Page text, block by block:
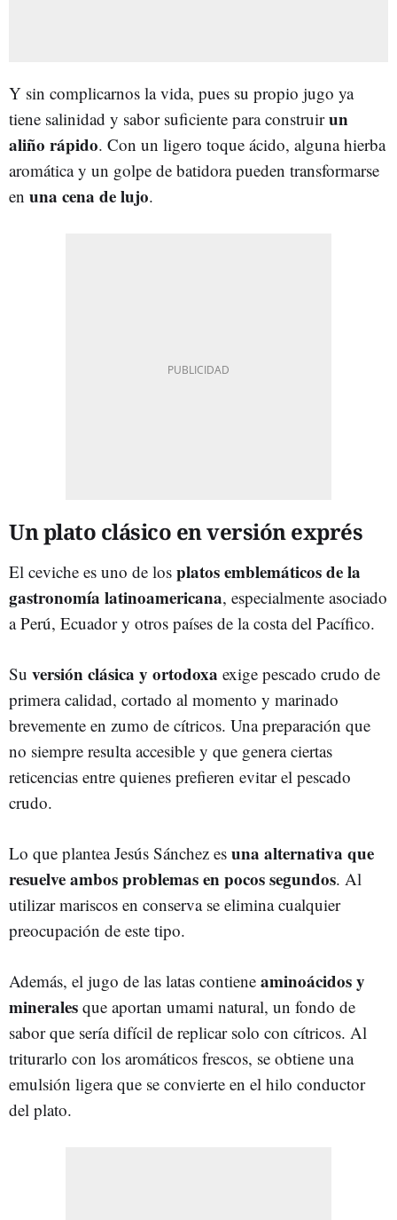
Y sin complicarnos la vida, pues su propio jugo ya
tiene salinidad y sabor suficiente para construirun
aliño rápido. Con un ligero toque ácido, alguna hierba
aromática y un golpe de batidora pueden transformarse
en una cena de lujo.
Un plato clásico en versión exprés
El ceviche es uno de los platos emblemáticos de la
gastronomía latinoamericana, especialmente asociado
a Perú, Ecuador y otros países de la costa del Pacífico.
Su versión clásica y ortodoxa exige pescado crudo de
primera calidad, cortado al momento y marinado
brevemente en zumo de cítricos. Una preparación que
no siempre resulta accesible y que genera ciertas
reticencias entre quienes prefieren evitar el pescado
crudo.
Lo que plantea Jesús Sánchez es una alternativa que
resuelve ambos problemas en pocos segundos. Al
utilizar mariscos en conserva se elimina cualquier
preocupación de este tipo.
Además, el jugo de las latas contiene aminoácidos y
minerales que aportan umami natural, un fondo de
sabor que sería difícil de replicar solo con cítricos. Al
triturarlo con los aromáticos frescos, se obtiene una
emulsión ligera que se convierte en el hilo conductor
del plato.